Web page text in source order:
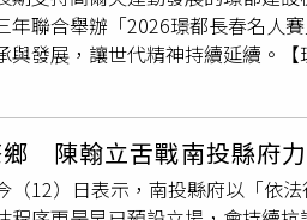
團結，讓宜蘭走新路」。
立、開花量少。神奇之處在於一
樹芽，且很快繁枝張葉取代原有
工人僅剩老一輩為主。（圖／吳
梭，並指著一叢叢嫩綠的茶樹告
然質地柔嫩、色澤碧綠，成茶品
東方美人等，都深受歡迎而供不
顯不同。（圖／吳德亮攝）其實
年聯合舉辦「2026璟都長春名人
與發展，讓世代精神持續延續。
推動台灣高球發展！（圖片提供
運動的專業與魅力，更融合企業
助高球選手、藝人及建築與代銷
行，115年5月12日為配對賽，
事長黃國明、台灣長春高爾夫職
陳翰立舌戰南投縣府
（12）日表示，南投縣府以「依